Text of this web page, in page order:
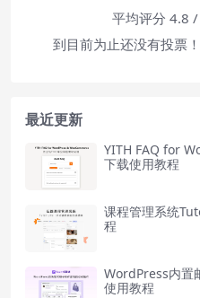
平均评分 4.8 /
到目前为止还没有投票
最近更新
YITH FAQ for
下载使用教程
课程管理系统
程
WordPress内置
使用教程